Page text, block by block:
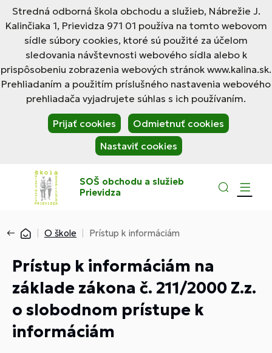
Stredná odborná škola obchodu a služieb, Nábrežie J.
Kalinčiaka 1, Prievidza 971 01 používa na tomto webovom
sídle súbory cookies, ktoré sú použité za účelom
sledovania návštevnosti webového sídla alebo k
prispôsobeniu zobrazenia webových stránok www.kalina.sk.
Prehliadaním a použitím príslušného nastavenia webového
prehliadača vyjadrujete súhlas s ich používaním.
Prijať cookies
Odmietnuť cookies
Nastaviť cookies
SOŠ obchodu a služieb
Prievidza
O škole Prístup k informáciám
Prístup k informáciám na
základe zákona č. 211/2000 Z.z.
o slobodnom prístupe k
informáciám